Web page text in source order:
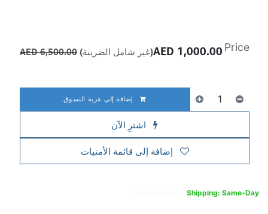
إضافة إلى عربة التسوق
اشترِ الآن
إضافة إلى قائمة الأمنيات
Price
1,000.00 (غير شامل الضريبة) 6,500.00
AED
Shipping: Same-Day